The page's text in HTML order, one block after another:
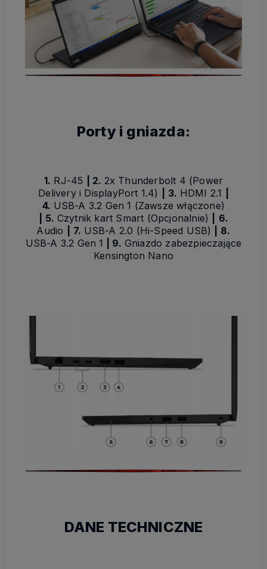
Porty i gniazda:
1. RJ-45 2. 2x Thunderbolt 4 (Power
Delivery i DisplayPort 1.4)
3. HDMI 2.1
4. USB-A 3.2 Gen 1 (Zawsze włączone)
5. Czytnik kart Smart (Opcjonalnie)
6.
Audio
7. USB-A 2.0 (Hi-Speed USB)
8.
USB-A 3.2 Gen 1
| 9. Gniazdo zabezpieczające
Kensington Nano
DANE TECHNICZNE